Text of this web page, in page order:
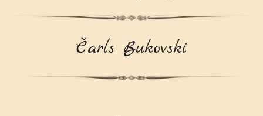
Čarls Bukovski